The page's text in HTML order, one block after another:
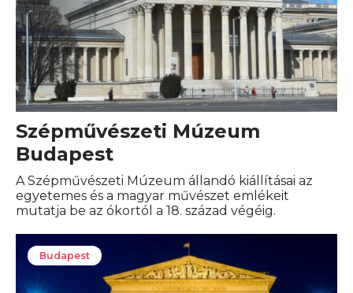
Szépművészeti Múzeum
Budapest
A Szépművészeti Múzeum állandó kiállításai az
egyetemes és a magyar művészet emlékeit
mutatja be az ókortól a 18. század végéig.
Budapest